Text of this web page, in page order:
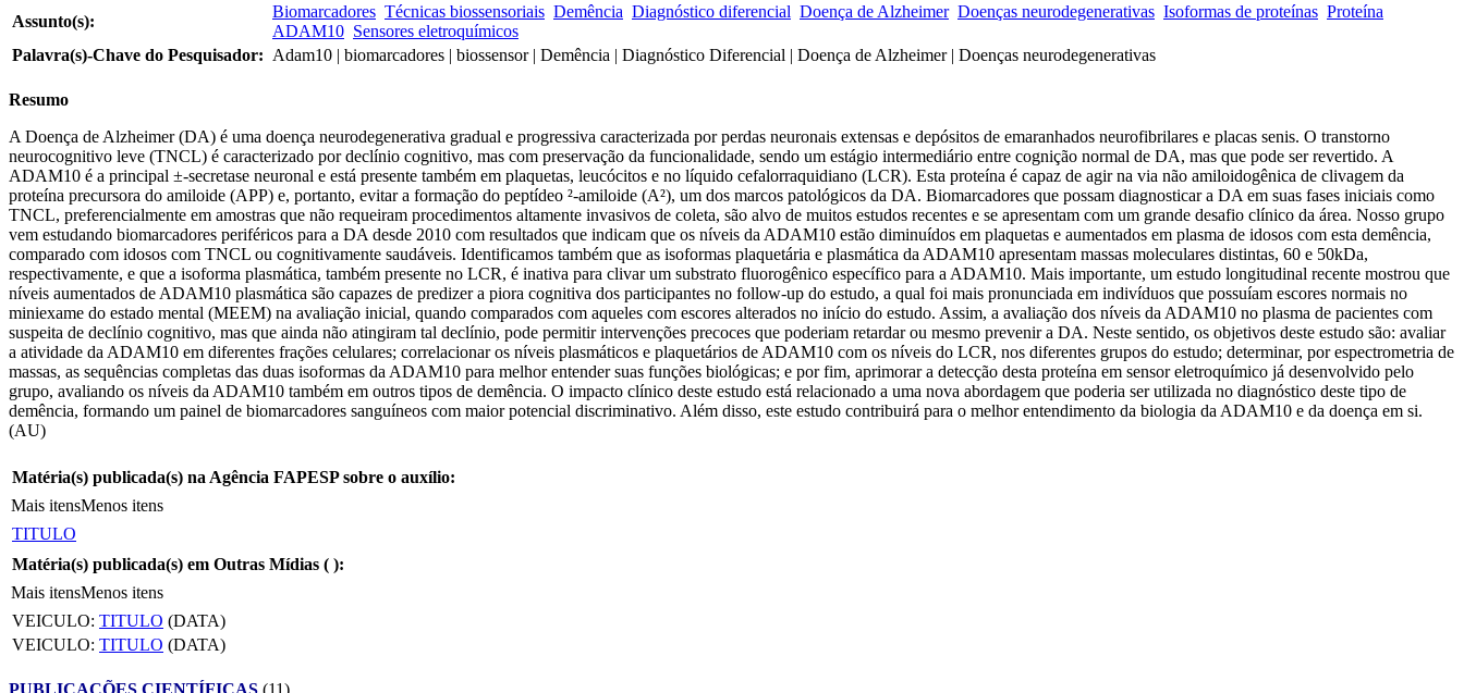
Assunto(s):
Biomarcadores Técnicas biossensoriais Demência Diagnóstico diferencial Doença de Alzheimer Doenças neurodegenerativas Isoformas de proteínas Proteína
ADAM10 Sensores eletroquímicos
Palavra(s)-Chave do Pesquisador: Adam10 | biomarcadores | biossensor | Demência | Diagnóstico Diferencial | Doença de Alzheimer | Doenças neurodegenerativas
Resumo
A Doença de Alzheimer (DA) é uma doença neurodegenerativa gradual e progressiva caracterizada por perdas neuronais extensas e depósitos de emaranhados neurofibrilares e placas senis. O transtorno
neurocognitivo leve (TNCL) é caracterizado por declínio cognitivo, mas com preservação da funcionalidade, sendo um estágio intermediário entre cognição normal de DA, mas que pode ser revertido. A
ADAM10 é a principal ±-secretase neuronal e está presente também em plaquetas, leucócitos e no líquido cefalorraquidiano (LCR). Esta proteína é capaz de agir na via não amiloidogênica de clivagem da
proteína precursora do amiloide (APP) e, portanto, evitar a formação do peptídeo ²-amiloide (A²), um dos marcos patológicos da DA. Biomarcadores que possam diagnosticar a DA em suas fases iniciais como
TNCL, preferencialmente em amostras que não requeiram procedimentos altamente invasivos de coleta, são alvo de muitos estudos recentes e se apresentam com um grande desafio clínico da área. Nosso grupo
vem estudando biomarcadores periféricos para a DA desde 2010 com resultados que indicam que os níveis da ADAM10 estão diminuídos em plaquetas e aumentados em plasma de idosos com esta demência,
comparado com idosos com TNCL ou cognitivamente saudáveis. Identificamos também que as isoformas plaquetária e plasmática da ADAM10 apresentam massas moleculares distintas, 60 e 50kDa,
respectivamente, e que a isoforma plasmática, também presente no LCR, é inativa para clivar um substrato fluorogênico específico para a ADAM10. Mais importante, um estudo longitudinal recente mostrou que
níveis aumentados de ADAM10 plasmática são capazes de predizer a piora cognitiva dos participantes no follow-up do estudo, a qual foi mais pronunciada em indivíduos que possuíam escores normais no
miniexame do estado mental (MEEM) na avaliação inicial, quando comparados com aqueles com escores alterados no início do estudo. Assim, a avaliação dos níveis da ADAM10 no plasma de pacientes com
suspeita de declínio cognitivo, mas que ainda não atingiram tal declínio, pode permitir intervenções precoces que poderiam retardar ou mesmo prevenir a DA. Neste sentido, os objetivos deste estudo são: avaliar
a atividade da ADAM10 em diferentes frações celulares; correlacionar os níveis plasmáticos e plaquetários de ADAM10 com os níveis do LCR, nos diferentes grupos do estudo; determinar, por espectrometria de
massas, as sequências completas das duas isoformas da ADAM10 para melhor entender suas funções biológicas; e por fim, aprimorar a detecção desta proteína em sensor eletroquímico já desenvolvido pelo
grupo, avaliando os níveis da ADAM10 também em outros tipos de demência. O impacto clínico deste estudo está relacionado a uma nova abordagem que poderia ser utilizada no diagnóstico deste tipo de
demência, formando um painel de biomarcadores sanguíneos com maior potencial discriminativo. Além disso, este estudo contribuirá para o melhor entendimento da biologia da ADAM10 e da doença em si.
(AU)
Matéria(s) publicada(s) na Agência FAPESP sobre o auxílio:
Mais itensMenos itens
TITULO
Matéria(s) publicada(s) em Outras Mídias ( ):
Mais itensMenos itens
VEICULO: TITULO (DATA)
VEICULO: TITULO (DATA)
PUBLICAÇÕES CIENTÍFICAS (11)